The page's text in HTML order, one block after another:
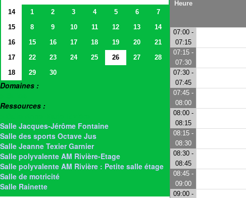
14
1 2 3 4 5 6
7
15
8 9 10 11 12 13
14
16
15 16 17 18 19 20
21
17
22 23 24 25 26 27
28
18
29 30
Domaines :
Ressources :
Salle Jacques-Jérôme Fontaine
Salle des sports Octave Jus
Salle Jeanne Texier Garnier
Salle polyvalente AM Rivière-Etage
Salle polyvalente AM Rivière : Petite salle étage
Salle de motricité
Salle Rainette
Heure
07:00 -
07:15
07:15 -
07:30
07:30 -
07:45
07:45 -
08:00
08:00 -
08:15
08:15 -
08:30
08:30 -
08:45
08:45 -
09:00
09:00 -